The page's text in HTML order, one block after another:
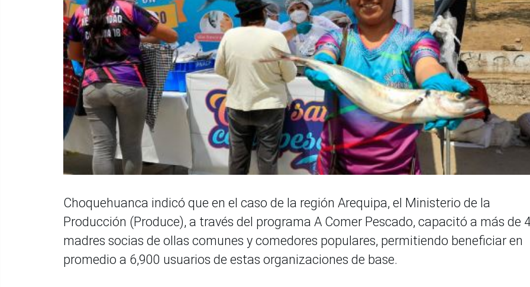
Choquehuanca indicó que en el caso de la región Arequipa, el Ministerio de la
Producción (Produce), a través del programa A Comer Pescado, capacitó a más de
madres socias de ollas comunes y comedores populares, permitiendo beneficiar en
promedio a 6,900 usuarios de estas organizaciones de base.